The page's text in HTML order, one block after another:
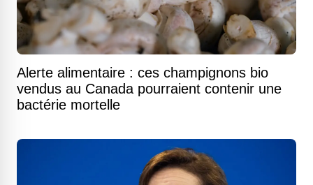
Alerte alimentaire : ces champignons bio
vendus au Canada pourraient contenir une
bactérie mortelle